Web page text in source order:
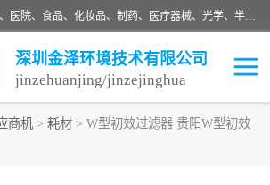
从事各种实验室、手术室、医院、食品、化妆品、制药、医疗器械、光学、半导体、精密电子等无尘车间行业的洁净车间装修设计、净化设备、恒温恒湿空调的设计制作与安装、净化系统工程项目施工及其技术支持服务。
深圳金泽环境技术有限公司
jinzehuanjing/jinzejinghua
商机 > 耗材 > W型初效过滤器 贵阳W型初效